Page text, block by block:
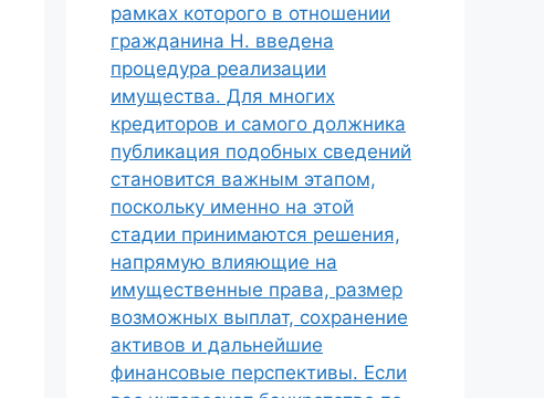
рамках которого в отношении
гражданина Н. введена
процедура реализации
имущества. Для многих
кредиторов и самого должника
публикация подобных сведений
становится важным этапом,
поскольку именно на этой
стадии принимаются решения,
напрямую влияющие на
имущественные права, размер
возможных выплат, сохранение
активов и дальнейшие
финансовые перспективы. Если